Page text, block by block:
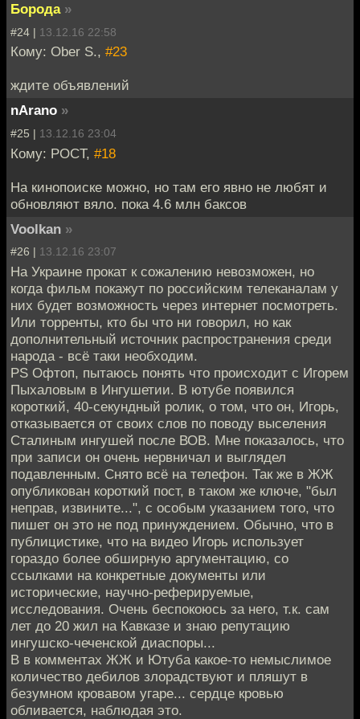
Борода »
#24 | 13.12.16 22:58
Кому: Ober S., #23
ждите объявлений
nArano »
#25 | 13.12.16 23:04
Кому: POCT, #18
На кинопоиске можно, но там его явно не любят и
обновляют вяло. пока 4.6 млн баксов
Voolkan »
#26 | 13.12.16 23:07
На Украине прокат к сожалению невозможен, но
когда фильм покажут по российским телеканалам у
них будет возможность через интернет посмотреть.
Или торренты, кто бы что ни говорил, но как
дополнительный источник распространения среди
народа - всё таки необходим.
PS Офтоп, пытаюсь понять что происходит с Игорем
Пыхаловым в Ингушетии. В ютубе появился
короткий, 40-секундный ролик, о том, что он, Игорь,
отказывается от своих слов по поводу выселения
Сталиным ингушей после ВОВ. Мне показалось, что
при записи он очень нервничал и выглядел
подавленным. Снято всё на телефон. Так же в ЖЖ
опубликован короткий пост, в таком же ключе, "был
неправ, извините...", с особым указанием того, что
пишет он это не под принуждением. Обычно, что в
публицистике, что на видео Игорь использует
гораздо более обширную аргументацию, со
ссылками на конкретные документы или
исторические, научно-реферируемые,
исследования. Очень беспокоюсь за него, т.к. сам
лет до 20 жил на Кавказе и знаю репутацию
ингушско-чеченской диаспоры...
В в комментах ЖЖ и Ютуба какое-то немыслимое
количество дебилов злорадствуют и пляшут в
безумном кровавом угаре... сердце кровью
обливается, наблюдая это.